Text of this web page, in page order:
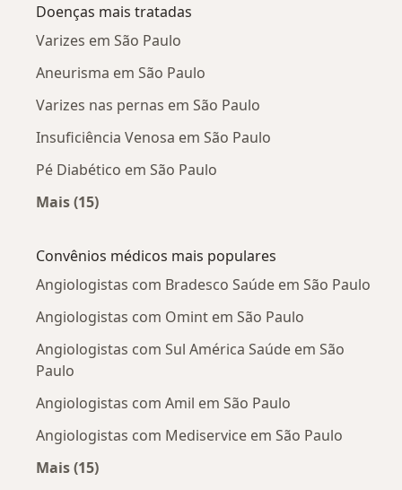
Doenças mais tratadas
Varizes em São Paulo
Aneurisma em São Paulo
Varizes nas pernas em São Paulo
Insuficiência Venosa em São Paulo
Pé Diabético em São Paulo
Mais (15)
Convênios médicos mais populares
Angiologistas com Bradesco Saúde em São Paulo
Angiologistas com Omint em São Paulo
Angiologistas com Sul América Saúde em São
Paulo
Angiologistas com Amil em São Paulo
Angiologistas com Mediservice em São Paulo
Mais (15)